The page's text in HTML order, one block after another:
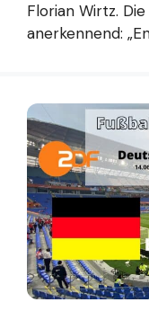
Florian Wirtz.
anerkennend: